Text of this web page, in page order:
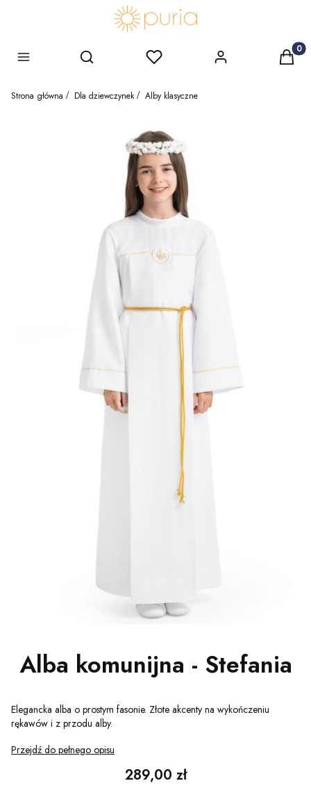
Menu Szukaj Ulubione Zaloguj się
Strona główna Dla dziewczynek Alby klasyczne
Alba komunijna - Stefania
Elegancka alba o prostym fasonie. Złote akcenty na wykończeniu
rękawów i z przodu alby.
Przejdź do pełnego opisu
Cena
289,00 zł